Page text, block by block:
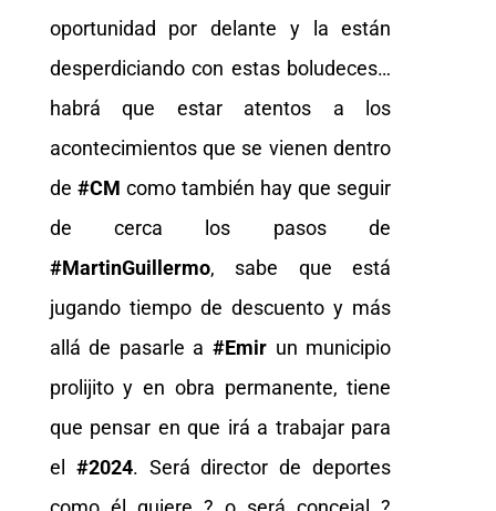
oportunidad por delante y la están
desperdiciando con estas boludeces…
habrá que estar atentos a los
acontecimientos que se vienen dentro
de #CM como también hay que seguir
de cerca los pasos de
#MartinGuillermo, sabe que está
jugando tiempo de descuento y más
allá de pasarle a#Emir un municipio
prolijito y en obra permanente, tiene
que pensar en que irá a trabajar para
el #2024. Será director de deportes